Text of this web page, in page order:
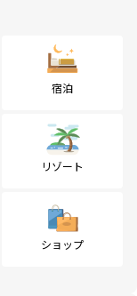
宿泊
リゾート
ショップ